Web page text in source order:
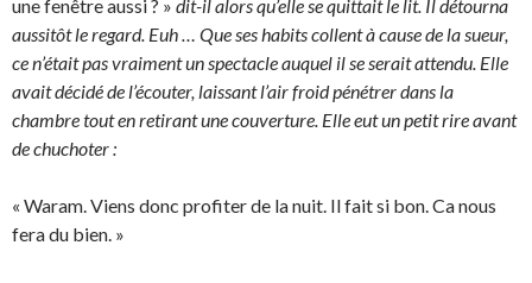
une fenêtre aussi ? » dit-il alors qu’elle se quittait le lit. Il détourna
aussitôt le regard. Euh … Que ses habits collent à cause de la sueur,
ce n’était pas vraiment un spectacle auquel il se serait attendu. Elle
avait décidé de l’écouter, laissant l’air froid pénétrer dans la
chambre tout en retirant une couverture. Elle eut un petit rire avant
de chuchoter :
« Waram. Viens donc profiter de la nuit. Il fait si bon. Ca nous
fera du bien. »